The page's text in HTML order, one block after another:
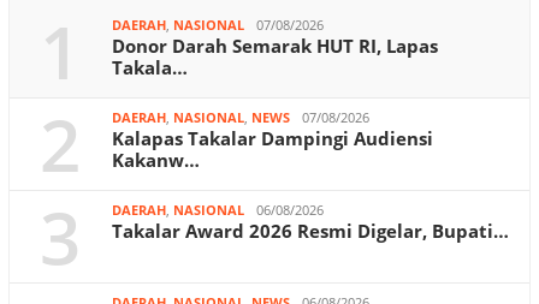
1 DAERAH NASIONAL 07/08/2026
Donor Darah Semarak HUT RI, Lapas
Takala…
2 DAERAH NASIONAL NEWS 07/08/2026
Kalapas Takalar Dampingi Audiensi
Kakanw…
3 DAERAH NASIONAL 06/08/2026
Takalar Award 2026 Resmi Digelar, Bupati…